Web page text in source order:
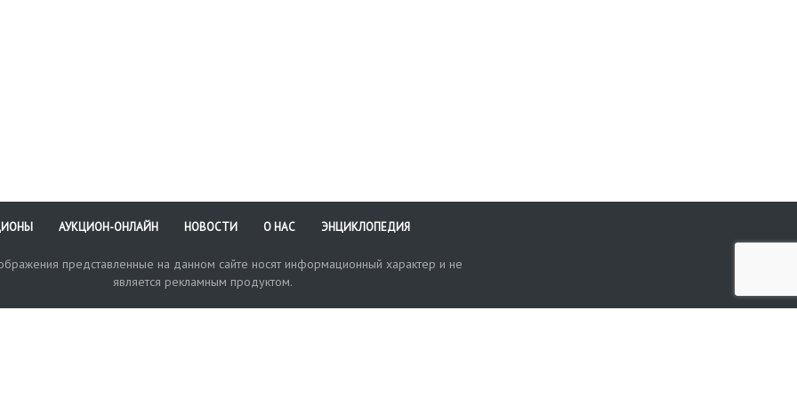
АУКЦИОН-ОНЛАЙН НОВОСТИ О НАС ЭНЦИКЛОПЕДИЯ
представленные на данном сайте носят информационный характер и не
является рекламным продуктом.